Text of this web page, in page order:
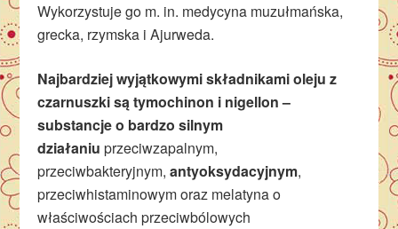
Wykorzystuje go m. in. medycyna muzułmańska,
grecka, rzymska i Ajurweda.
Najbardziej wyjątkowymi składnikami oleju z
czarnuszki są tymochinon i nigellon –
substancje o bardzo silnym
działaniu przeciwzapalnym,
przeciwbakteryjnym,antyoksydacyjnym,
przeciwhistaminowym oraz melatyna o
właściwościach przeciwbólowych